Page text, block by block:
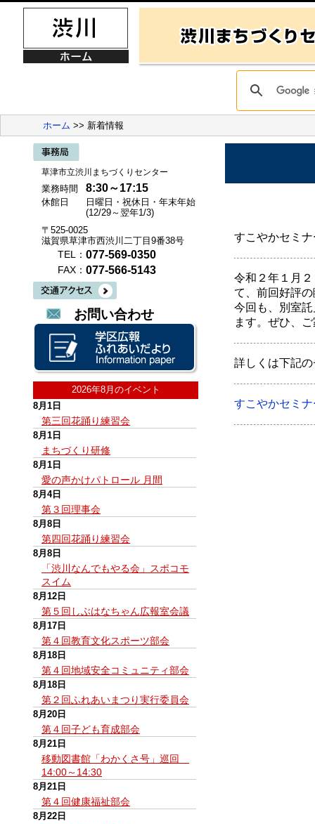
ホーム >> 新着情報
草津市立渋川まちづくりセンター
業務時間 8:30～17:15
休館日
日曜日・祝休日・年末年始
(12/29～翌年1/3)
〒525-0025
滋賀県草津市西渋川二丁目9番38号
TEL： 077-569-0350
FAX： 077-566-5143
お問い合わせ
2026年8月のイベント
8月1日
第三回花踊り練習会
8月1日
まちづくり研修
8月1日
愛の声かけパトロール 月間
8月4日
第３回理事会
8月8日
第四回花踊り練習会
8月8日
「渋川なんでもやる会」スポコモ
スイム
8月12日
第５回しぶはなちゃん広報室会議
8月17日
第４回教育文化スポーツ部会
8月18日
第４回地域安全コミュニティ部会
8月18日
第２回ふれあいまつり実行委員会
8月20日
第４回子ども育成部会
8月21日
移動図書館「わかくさ号」巡回
14:00～14:30
8月21日
第４回健康福祉部会
8月22日
すこやかセミ
令和２年１月
て、前回好評
今回も、別室
ます。ぜひ、
詳しくは下記
すこやかセミ